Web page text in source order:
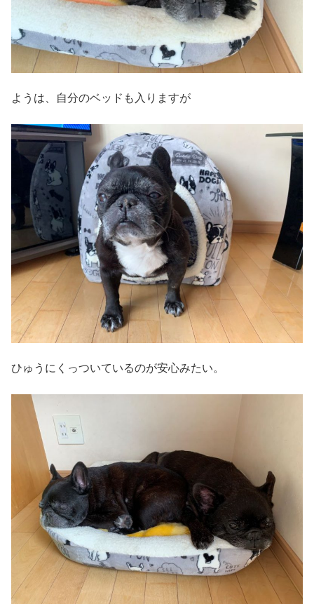
ようは、自分のベッドも入りますが
ひゅうにくっついているのが安心みたい。